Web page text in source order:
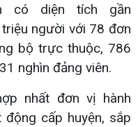
có diện tích gần
người với 78 đơn
bộ trực thuộc, 786
nghìn đảng viên.
nhất đơn vị hành
cấp huyện, sắp